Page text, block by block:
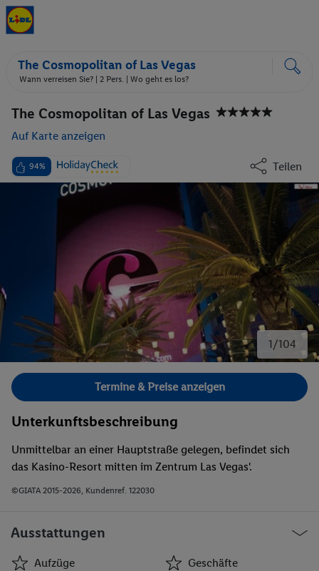
The Cosmopolitan of Las Vegas
Wann verreisen Sie? | 2 Pers. | Wo geht es los?
The Cosmopolitan of Las Vegas
Auf Karte anzeigen
94% Teilen
1/104
Bild 1 von 104.
Termine & Preise anzeigen
Unterkunftsbeschreibung
Unmittelbar an einer Hauptstraße gelegen, befindet sich
das Kasino-Resort mitten im Zentrum Las Vegas'.
©GIATA 2015-2026, Kundenref. 122030
Ausstattungen
Aufzüge
Geschäfte